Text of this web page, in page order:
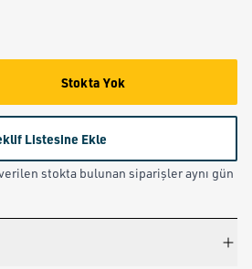
Stokta Yok
Listesine Ekle
stokta bulunan siparişler aynı gün